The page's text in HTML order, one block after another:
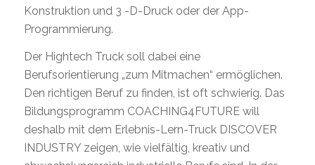
Konstruktion und 3 -D-Druck oder der App-
Programmierung.
Der Hightech Truck soll dabei eine
Berufsorientierung „zum Mitmachen“ ermöglichen.
Den richtigen Beruf zu finden, ist oft schwierig. Das
Bildungsprogramm COACHING4FUTURE will
deshalb mit dem Erlebnis-Lern-Truck DISCOVER
INDUSTRY zeigen, wie vielfältig, kreativ und